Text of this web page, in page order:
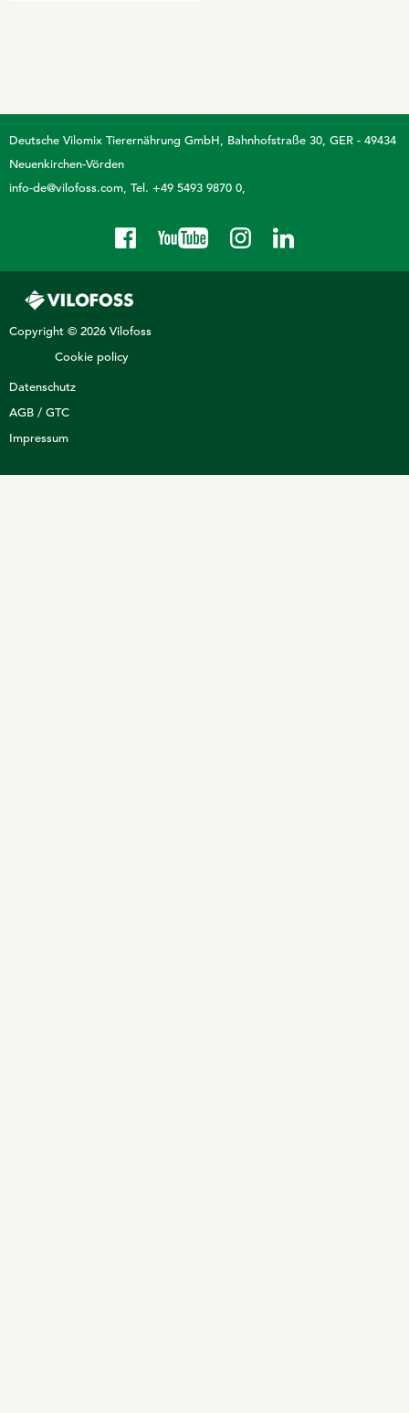
Deutsche Vilomix Tierernährung GmbH Bahnhofstraße 30, GER - 49434
Neuenkirchen-Vörden
info-de@vilofoss.com Tel. +49 5493 9870 0
Copyright © 2026 Vilofoss
Cookie policy
Datenschutz
AGB / GTC
Impressum